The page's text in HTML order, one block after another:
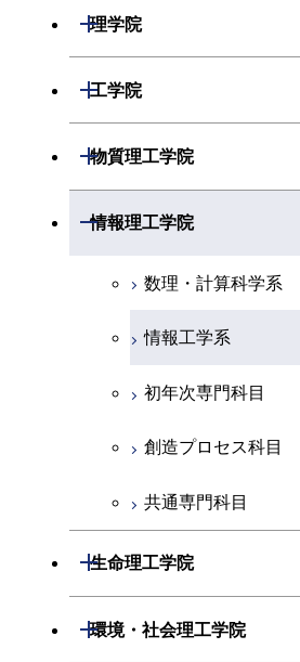
理学院
開閉
化学系
工学院
開閉
機械系
共通専門科目
物質理工学院
開閉
材料系
応用化学系
初年次専門科目
創造プロセス科目
共通専門科目
情報理工学院
開閉
数理・計算科学系
情報工学系
初年次専門科目
創造プロセス科目
共通専門科目
生命理工学院
開閉
生命理工学系
環境・社会理工学院
開閉